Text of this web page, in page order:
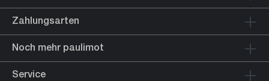
Zahlungsarten
Noch mehr paulimot
Service